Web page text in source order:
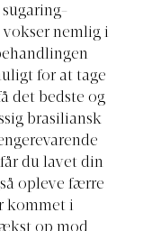
vokser nemlig i
for at tage
det bedste og
brasiliansk
du lavet din
opleve færre
kommet i